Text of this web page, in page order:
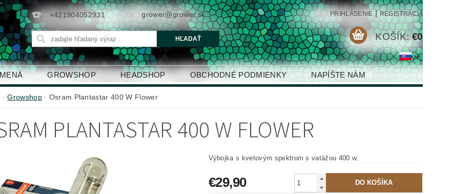
+421904052931 grower@grower.sk PRIHLÁSENIE | REGISTRÁCIA
KOŠÍK: €0
GROWSHOP HEADSHOP OBCHODNÉ PODMIENKY NAPÍŠTE NÁM
Growshop Osram Plantastar 400 W Flower
PLANTASTAR 400 W FLOWER
Výbojka s kvetovým spektrom s vatážou 400 w.
€29,90